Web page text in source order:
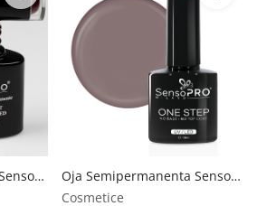
Oja Semipermanenta SensoPRO Milano 10ml - 100 Merlot Taste SensoPRO Milano
Oja Semipermanenta SensoPRO Milano One Step 10ml, Icy Grey #031 SensoPRO Milano
Cosmetice